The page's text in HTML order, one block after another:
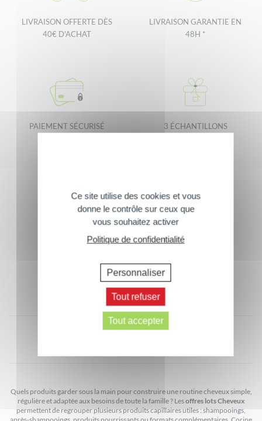
LIVRAISON OFFERTE DÈS
40€ D'ACHAT
LIVRAISON GARANTIE EN
48H *
PAIEMENT SÉCURISÉ
3 ÉCHANTILLONS
> Inscrivez-vous
Suivez-nous
Contactez-nous
> Écrivez-nous
Quels produits garder sous la main pour construire une routine cheveux simple,
régulière et adaptée aux besoins de toute la famille ? Lesoffres lots Cheveux
permettent de regrouper plusieurs produits capillaires utiles : shampooings,
Ce site utilise des cookies et vous
donne le contrôle sur ceux que
vous souhaitez activer
Politique de confidentialité
Personnaliser
Tout refuser
Tout accepter